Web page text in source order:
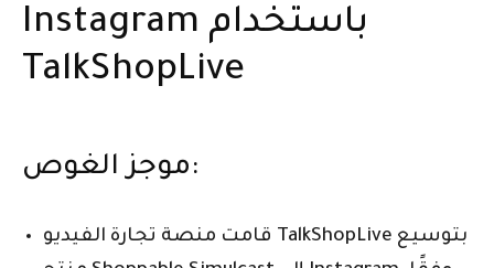
Instagram باستخدام
TalkShopLive
موجز الغوص:
قامت منصة تجارة الفيديو TalkShopLive بتوسيع